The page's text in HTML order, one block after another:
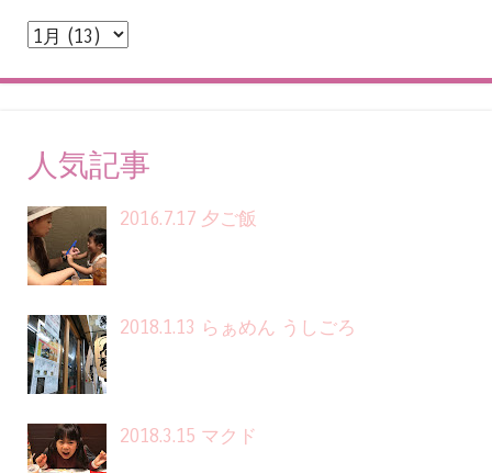
人気記事
2016.7.17 夕ご飯
2018.1.13 らぁめん うしごろ
2018.3.15 マクド